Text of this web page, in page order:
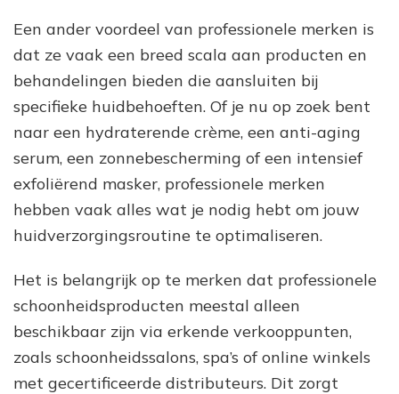
Een ander voordeel van professionele merken is
dat ze vaak een breed scala aan producten en
behandelingen bieden die aansluiten bij
specifieke huidbehoeften. Of je nu op zoek bent
naar een hydraterende crème, een anti-aging
serum, een zonnebescherming of een intensief
exfoliërend masker, professionele merken
hebben vaak alles wat je nodig hebt om jouw
huidverzorgingsroutine te optimaliseren.
Het is belangrijk op te merken dat professionele
schoonheidsproducten meestal alleen
beschikbaar zijn via erkende verkooppunten,
zoals schoonheidssalons, spa’s of online winkels
met gecertificeerde distributeurs. Dit zorgt